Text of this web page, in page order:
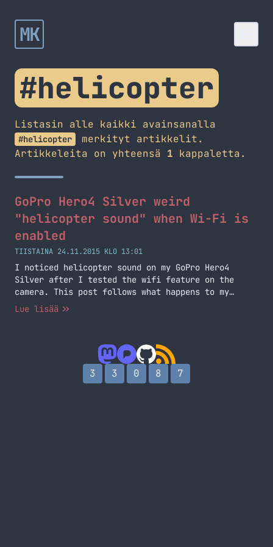
MK
#helicopter
Listasin alle kaikki avainsanalla
#helicopter
merkityt artikkelit.
Artikkeleita on yhteensä 1 kappaletta.
GoPro Hero4 Silver weird
"helicopter sound" when Wi-Fi is
enabled
TIISTAINA 24.11.2015 KLO 13:01
I noticed helicopter sound on my GoPro Hero4
Silver after I tested the wifi feature on the
camera. This post follows what happens to my
GoPro.
Lue lisää
3 3 0 8 7